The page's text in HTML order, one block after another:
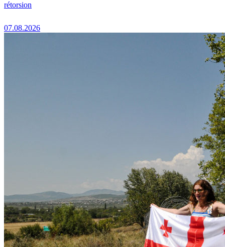
rétorsion
07.08.2026